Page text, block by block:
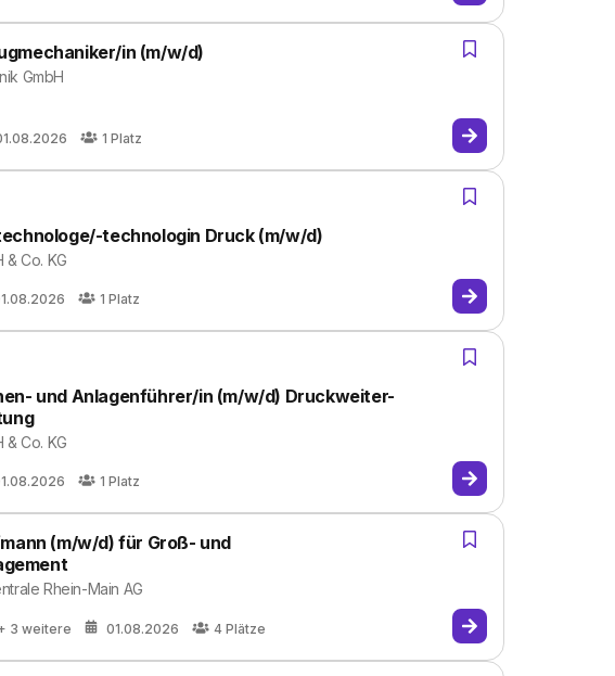
in (m/w/d)
GmbH
1 Platz
technologin Druck (m/w/d)
& Co. KG
1 Platz
und Anlagenführer/in (m/w/d) Druckweiter-
& Co. KG
1 Platz
(m/w/d) für Groß- und
Rhein-Main AG
3 weitere 01.08.2026 4 Plätze